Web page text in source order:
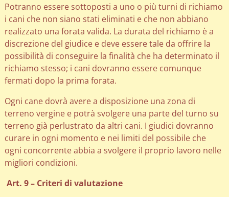
Potranno essere sottoposti a uno o più turni di richiamo
i cani che non siano stati eliminati e che non abbiano
realizzato una forata valida. La durata del richiamo è a
discrezione del giudice e deve essere tale da offrire la
possibilità di conseguire la finalità che ha determinato il
richiamo stesso; i cani dovranno essere comunque
fermati dopo la prima forata.
Ogni cane dovrà avere a disposizione una zona di
terreno vergine e potrà svolgere una parte del turno su
terreno già perlustrato da altri cani. I giudici dovranno
curare in ogni momento e nei limiti del possibile che
ogni concorrente abbia a svolgere il proprio lavoro nelle
migliori condizioni.
Art. 9 – Criteri di valutazione